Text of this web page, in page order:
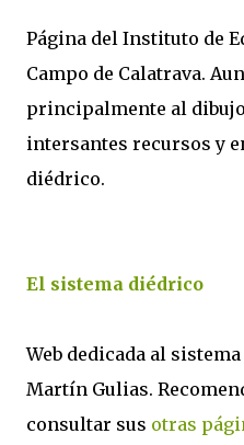
Página del Instituto de
Campo de Calatrava.
principalmente al
intersantes recursos y
diédrico.
El sistema diédrico
Web dedicada al
Martín Gulias.
consultar sus otras